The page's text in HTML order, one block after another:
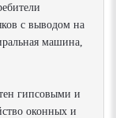
с выводом на
машина,
гипсовыми и
оконных и